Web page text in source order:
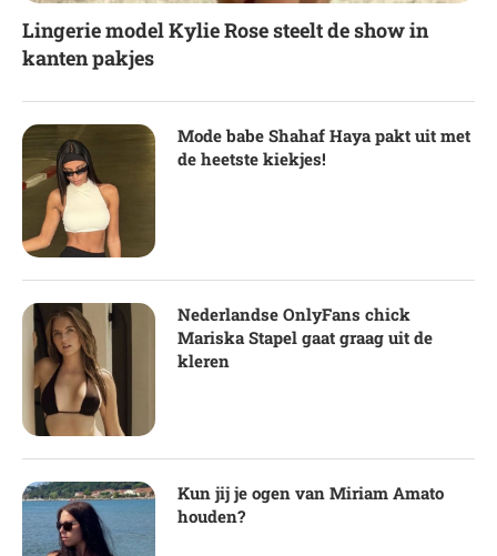
Lingerie model Kylie Rose steelt de show in
kanten pakjes
Mode babe Shahaf Haya pakt uit met
de heetste kiekjes!
Nederlandse OnlyFans chick
Mariska Stapel gaat graag uit de
kleren
Kun jij je ogen van Miriam Amato
houden?